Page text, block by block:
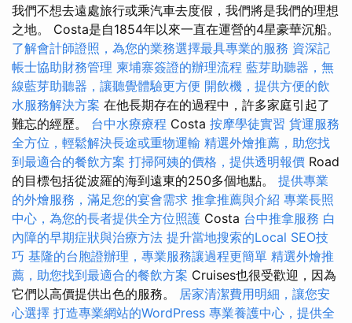
我們不想去遠處旅行或乘汽車去度假，我們將是我們的理想
之地。 Costa是自1854年以來一直在運營的4星豪華沉船。
了解會計師證照，為您的業務選擇最具專業的服務 資深記
帳士協助財務管理 柬埔寨簽證的辦理流程 藍芽助聽器，無
線藍芽助聽器，讓聽覺體驗更方便 開飲機，提供方便的飲
水服務解決方案 在他長期存在的過程中，許多家庭引起了
難忘的經歷。 台中水療療程 Costa 按摩學徒實習 貨運服務
全方位，輕鬆解決長途或重物運輸 精選外燴推薦，助您找
到最適合的餐飲方案 打掃阿姨的價格，提供透明報價 Road
的目標包括從波羅的海到遠東的250多個地點。 提供專業
的外燴服務，滿足您的宴會需求 推拿推薦與介紹 專業長照
中心，為您的長者提供全方位照護 Costa 台中推拿服務 白
內障的早期症狀與治療方法 提升當地搜索的Local SEO技
巧 基隆的台胞證辦理，專業服務讓過程更簡單 精選外燴推
薦，助您找到最適合的餐飲方案 Cruises也很受歡迎，因為
它們以高價提供出色的服務。 居家清潔費用明細，讓您安
心選擇 打造專業網站的WordPress 專業養護中心，提供全